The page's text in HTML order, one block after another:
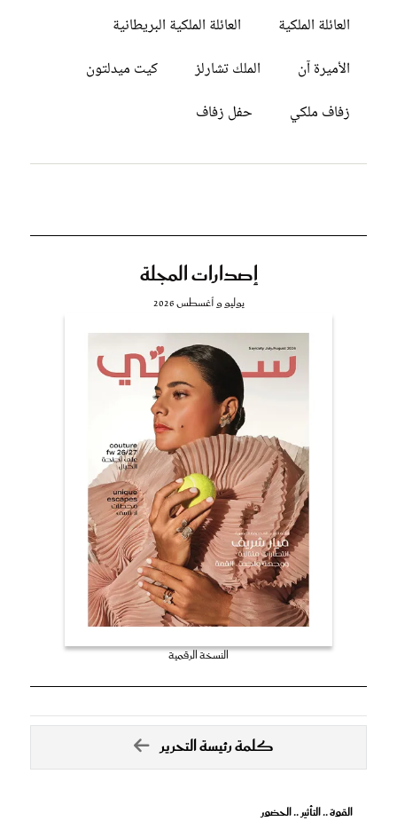
العائلة الملكية
العائلة الملكية البريطانية
الأميرة آن
الملك تشارلز
كيت ميدلتون
زفاف ملكي
حفل زفاف
إصدارات المجلة
يوليو و أغسطس 2026
النسخة الرقمية
كلمة رئيسة التحرير
القوة .. التأثير .. الحضور